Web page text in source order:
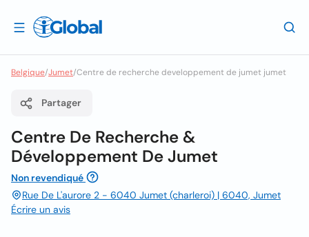
Belgique/Jumet/Centre de recherche developpement de jumet jumet
Partager
Centre De Recherche &
Développement De Jumet
Non revendiqué
Rue De L'aurore 2 - 6040 Jumet (charleroi) | 6040, Jumet
Écrire un avis